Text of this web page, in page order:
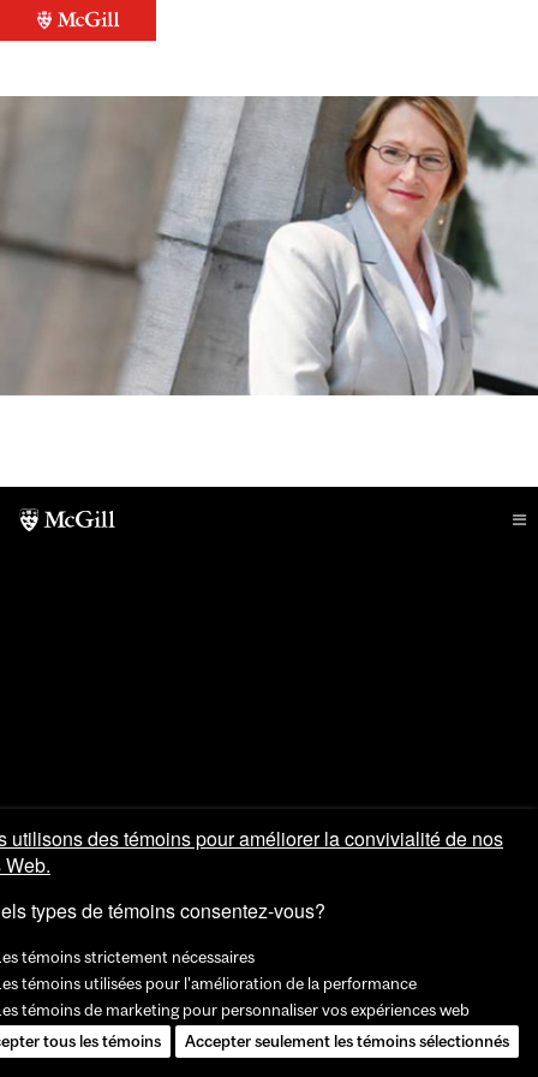
utilisons des témoins pour améliorer la convivialité de nos
types de témoins consentez-vous?
témoins strictement nécessaires
témoins utilisées pour l'amélioration de la performance
témoins de marketing pour personnaliser vos expériences web
tous les témoins
Accepter seulement les témoins sélectionnés